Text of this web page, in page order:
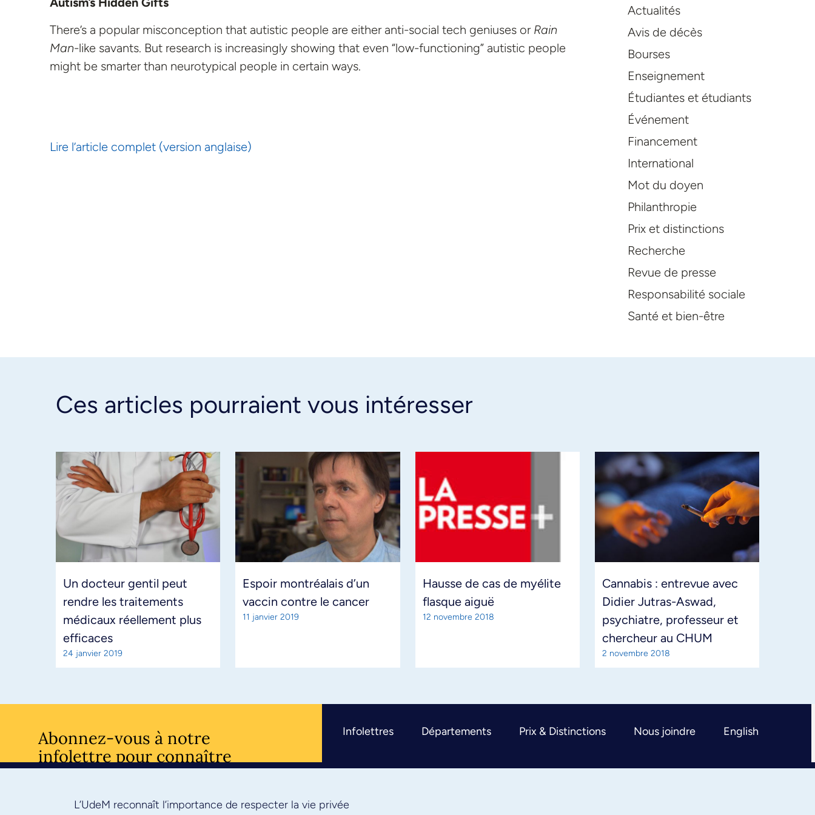
There’s a popular misconception that autistic people are either anti-social tech geniuses or Rain
Man-like savants. But research is increasingly showing that even “low-functioning” autistic people
might be smarter than neurotypical people in certain ways.
Lire l’article complet (version anglaise)
Actualités
Avis de décès
Bourses
Enseignement
Étudiantes et étudiants
Événement
Financement
International
Mot du doyen
Philanthropie
Prix et distinctions
Recherche
Revue de presse
Responsabilité sociale
Santé et bien-être
Ces articles pourraient vous intéresser
Un docteur gentil peut
rendre les traitements
médicaux réellement plus
efficaces
24 janvier 2019
Espoir montréalais d’un
vaccin contre le cancer
11 janvier 2019
Hausse de cas de myélite
flasque aiguë
12 novembre 2018
Cannabis : entrevue avec
Didier Jutras-Aswad,
psychiatre, professeur et
chercheur au CHUM
2 novembre 2018
Abonnez-vous à notre
infolettre pour connaître
l’actualité facultaire
S'ABONNER
Infolettres Départements Prix & Distinctions Nous joindre English
L’UdeM reconnaît l’importance de respecter la vie privée